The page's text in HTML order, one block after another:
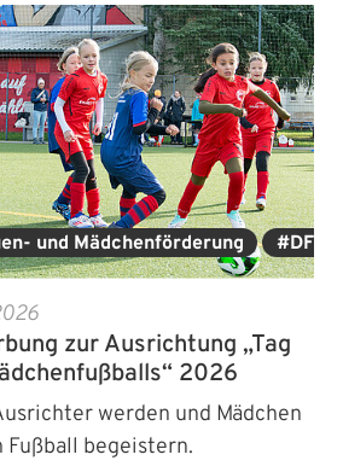
und Mädchenförderung #DFB
zur Ausrichtung „Tag
2026
werden und Mädchen
Fußball begeistern.